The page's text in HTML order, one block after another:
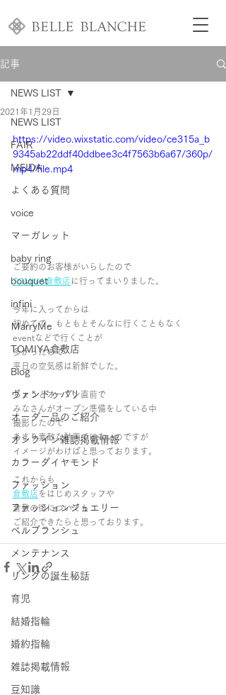
記事
NEWS LIST
FAIR
MEIDA
よくある質問
voice
マーガレット
baby ring
bouquet
infini
ＭarryMe
TOMIYA倉敷店
Blog
ヴァンドゥパリ
オーダー品のご紹介
オンライン雑誌掲載情報
カラーダイヤモンド
ファッション
ファッションジュエリー
ベルブランシュ
メンテナンス
リングの誕生秘話
育児
結婚指輪
婚約指輪
雑誌掲載情報
豆知識
NEWS LIST
2021年1月29日
https://video.wixstatic.com/video/ce315a_b
9345ab22ddf40ddbee3c4f7563b6a67/360p/
mp4/file.mp4
ご要約のお客様がいらしたので
TOMIYA倉敷店 に行ってまいりました。
今年に入ってからは
初めてで、もともとそんなに行くこともなく
eventなどで行くことが
多かったので
平日の空気感は新鮮でした。
ちょうどオープン直前で
みなさんがオープン準備をしている中
撮影したので
あまり素敵な動画ではないのですが
イメージがわけばと思っております。
これからも
倉敷店 をはじめスタッフや
倉敷の街についても
ご紹介できたらと思っております。